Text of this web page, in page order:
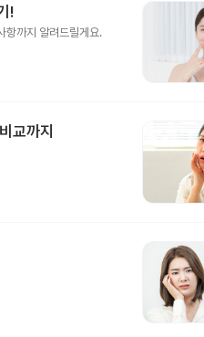
!
항까지 알려드릴게요.
교까지